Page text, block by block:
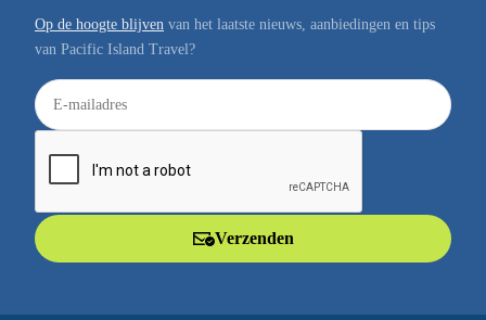
Op de hoogte blijven van het laatste nieuws, aanbiedingen en tips
van Pacific Island Travel?
E
-
a
Verzenden